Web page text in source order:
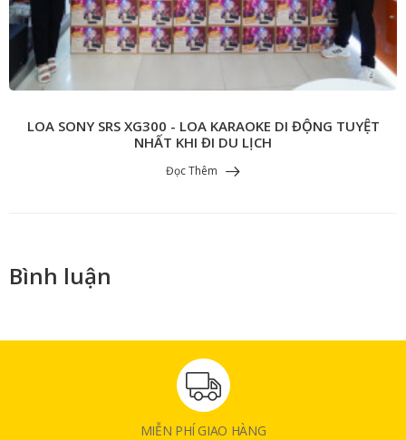
LOA SONY SRS XG300 - LOA KARAOKE DI ĐỘNG TUYỆT
NHẤT KHI ĐI DU LỊCH
Đọc Thêm
Bình luận
MIỄN PHÍ GIAO HÀNG